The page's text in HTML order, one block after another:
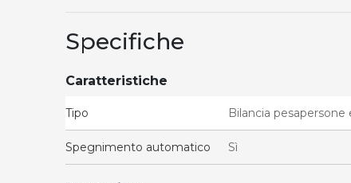
Specifiche
Caratteristiche
Tipo Bilancia
Spegnimento automatico Sì